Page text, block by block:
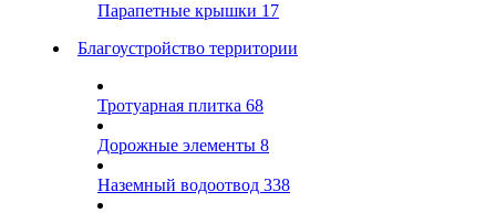
Парапетные крышки 17
Благоустройство территории
Тротуарная плитка 68
Дорожные элементы 8
Наземный водоотвод 338